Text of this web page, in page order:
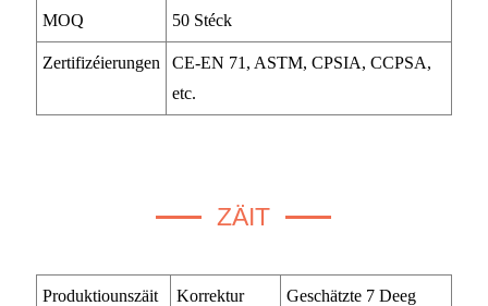
MOQ 50 Stéck
Zertifizéierungen
CE-EN 71, ASTM, CPSIA, CCPSA,
etc.
ZÄIT
Produktiounszäit Korrektur Geschätzte 7 Deeg